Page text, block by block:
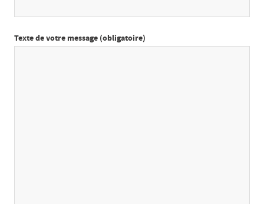
Texte de votre message (obligatoire)